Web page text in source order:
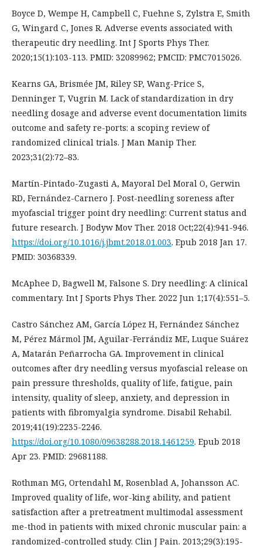
Boyce D, Wempe H, Campbell C, Fuehne S, Zylstra E, Smith
G, Wingard C, Jones R. Adverse events associated with
therapeutic dry needling. Int J Sports Phys Ther.
2020;15(1):103-113. PMID: 32089962; PMCID: PMC7015026.
Kearns GA, Brismée JM, Riley SP, Wang-Price S,
Denninger T, Vugrin M. Lack of standardization in dry
needling dosage and adverse event documentation limits
outcome and safety re-ports: a scoping review of
randomized clinical trials. J Man Manip Ther.
2023;31(2):72–83.
Martín-Pintado-Zugasti A, Mayoral Del Moral O, Gerwin
RD, Fernández-Carnero J. Post-needling soreness after
myofascial trigger point dry needling: Current status and
future research. J Bodyw Mov Ther. 2018 Oct;22(4):941-946.
https://doi.org/10.1016/j.jbmt.2018.01.003. Epub 2018 Jan 17.
PMID: 30368339.
McAphee D, Bagwell M, Falsone S. Dry needling: A clinical
commentary. Int J Sports Phys Ther. 2022 Jun 1;17(4):551–5.
Castro Sánchez AM, García López H, Fernández Sánchez
M, Pérez Mármol JM, Aguilar-Ferrándiz ME, Luque Suárez
A, Matarán Peñarrocha GA. Improvement in clinical
outcomes after dry needling versus myofascial release on
pain pressure thresholds, quality of life, fatigue, pain
intensity, quality of sleep, anxiety, and depression in
patients with fibromyalgia syndrome. Disabil Rehabil.
2019;41(19):2235-2246.
https://doi.org/10.1080/09638288.2018.1461259. Epub 2018
Apr 23. PMID: 29681188.
Rothman MG, Ortendahl M, Rosenblad A, Johansson AC.
Improved quality of life, wor-king ability, and patient
satisfaction after a pretreatment multimodal assessment
me-thod in patients with mixed chronic muscular pain: a
randomized-controlled study. Clin J Pain. 2013;29(3):195-